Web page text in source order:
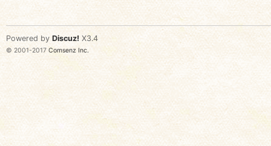
Powered by Discuz! X3.4
© 2001-2017 Comsenz Inc.